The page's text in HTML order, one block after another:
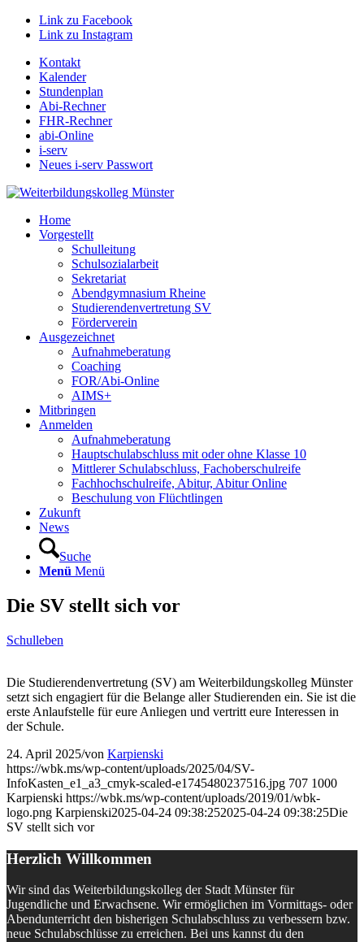
Link zu Facebook
Link zu Instagram
Kontakt
Kalender
Stundenplan
Abi-Rechner
FHR-Rechner
abi-Online
i-serv
Neues i-serv Passwort
Home
Vorgestellt
Schulleitung
Schulsozialarbeit
Sekretariat
Abendgymnasium Rheine
Studierendenvertretung SV
Förderverein
Ausgezeichnet
Aufnahmeberatung
Coaching
FOR/Abi-Online
AIMS+
Mitbringen
Anmelden
Aufnahmeberatung
Hauptschulabschluss mit oder ohne Klasse 10
Mittlerer Schulabschluss, Fachoberschulreife
Fachhochschulreife, Abitur, Abitur Online
Beschulung von Flüchtlingen
Zukunft
News
Suche
Menü Menü
Die SV stellt sich vor
Schulleben
Die Studierendenvertretung (SV) am Weiterbildungskolleg Münster
setzt sich engagiert für die Belange aller Studierenden ein. Sie ist die
erste Anlaufstelle für eure Anliegen und vertritt eure Interessen in
der Schule.
24. April 2025/von Karpienski
https://wbk.ms/wp-content/uploads/2025/04/SV-
InfoKasten_e1_a3_cmyk-scaled-e1745480237516.jpg 707 1000
Karpienski https://wbk.ms/wp-content/uploads/2019/01/wbk-
logo.png Karpienski2025-04-24 09:38:252025-04-24 09:38:25Die
SV stellt sich vor
Herzlich Willkommen
Wir sind das Weiterbildungskolleg der Stadt Münster für
Jugendliche und Erwachsene. Wir ermöglichen im Vormittags- oder
Abendunterricht den bisherigen Schulabschluss zu verbessern bzw.
neue Schulabschlüsse zu erreichen. Bei uns kannst du den